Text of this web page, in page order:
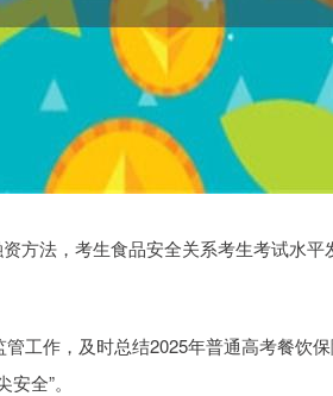
方法，考生食品安全关系考生考试水平
工作，及时总结2025年普通高考餐饮
全”。